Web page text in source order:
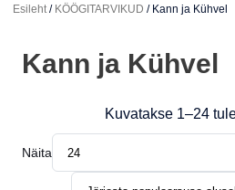
Esileht/ KÖÖGITARVIKUD / Kann ja Kühvel
Kann ja Kühvel
Kuvatakse 1–24
Sorteeritud
Näita